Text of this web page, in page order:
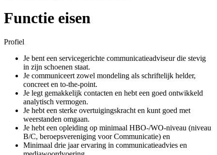
Functie eisen
Profiel
Je bent een servicegerichte communicatieadviseur die stevig
in zijn schoenen staat.
Je communiceert zowel mondeling als schriftelijk helder,
concreet en to-the-point.
Je legt gemakkelijk contacten en hebt een goed ontwikkeld
analytisch vermogen.
Je hebt een sterke overtuigingskracht en kunt goed met
weerstanden omgaan.
Je hebt een opleiding op minimaal HBO-/WO-niveau (niveau
B/C, beroepsvereniging voor Communicatie) en
Minimaal drie jaar ervaring in communicatieadvies en